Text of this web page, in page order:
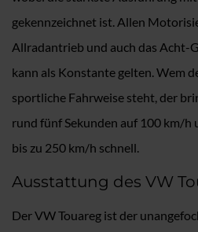
gekennzeichnet ist. Allen
Allradantrieb und auch das
kann als Konstante gelten. Wem
sportliche Fahrweise steht, der
rund fünf Sekunden auf 100 km/h
bis zu 250 km/h schnell.
Ausstattung des VW
Der VW Touareg ist der